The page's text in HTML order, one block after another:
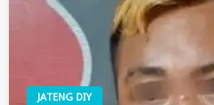
JATENG DIY